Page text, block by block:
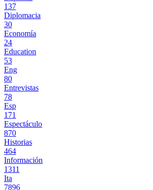
137
Diplomacia
30
Economía
24
Education
53
Eng
80
Entrevistas
78
Esp
171
Espectáculo
870
Historias
464
Información
1311
Ita
7896